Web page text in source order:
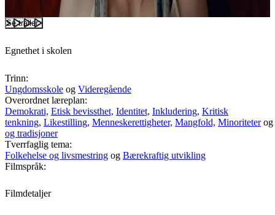
Se trailer
Egnethet i skolen
Trinn:
Ungdomsskole og Videregående
Overordnet læreplan:
Demokrati, Etisk bevissthet, Identitet, Inkludering, Kritisk
tenkning, Likestilling, Menneskerettigheter, Mangfold, Minoriteterog
og tradisjoner
Tverrfaglig tema:
Folkehelse og livsmestring og Bærekraftig utvikling
Filmspråk:
Filmdetaljer